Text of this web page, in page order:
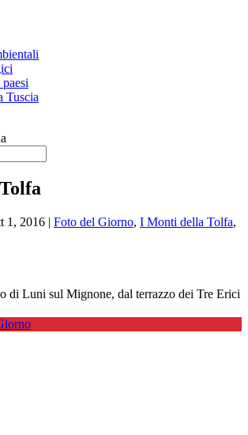
Tuscia
1, 2016 | Foto del Giorno, I Monti della Tolfa,
di Luni sul Mignone, dal terrazzo dei Tre Erici